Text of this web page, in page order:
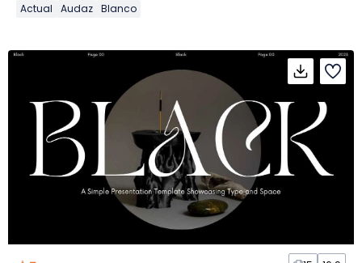
Actual Audaz Blanco